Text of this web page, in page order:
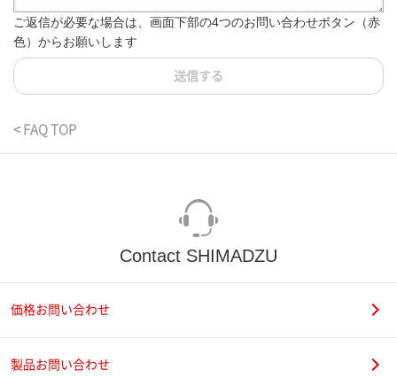
ご返信が必要な場合は、画面下部の4つのお問い合わせボタン（赤
色）からお願いします
送信する
< FAQ TOP
Contact SHIMADZU
価格お問い合わせ
製品お問い合わせ